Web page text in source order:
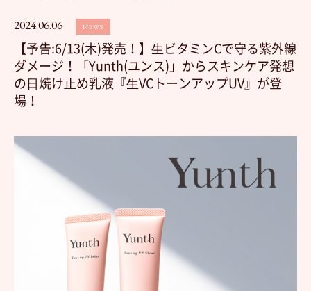
2024.06.06 NEWS
【予告:6/13(木)発売！】⽣ビタミンCで守る紫外線
ダメージ！「Yunth(ユンス)」からスキンケア発想
の⽇焼け⽌め乳液『⽣VCトーンアップUV』が登
場！